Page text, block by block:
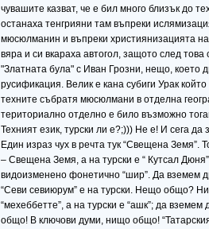
чувашите казват, че е бил много близък до
останаха тенгрияни там въпреки
мюсюлманин и въпреки християнизацията
вяра и си вкараха автогол, защото след
"Златната була" с Иван Грозни, нещо, което
русификация. Велик е кана субиги Урак
техните събратя мюсюлмани в отделна
териториално отделно е било възможно
Техният език, турски ли е?;))) Не е! И сега
Един израз чух в речта тук “Свещена Земя”.
– Свещена Земя, а на турски е “ Кутсал
видоизменено фонетично “шир”. Да вземем
“Севи севиюрум” е на турски. Нещо общо?
“мехеббетте”, а на турски е “ашк”; да
общо! В ключови думи, нищо общо!